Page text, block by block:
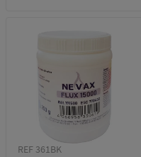
REF 361BK